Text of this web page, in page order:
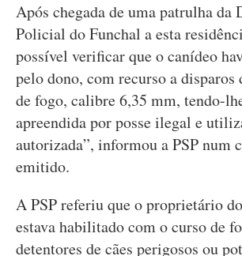
Após chegada de uma patrulha da
Policial do Funchal a esta
possível verificar que o canídeo
pelo dono, com recurso a disparos
de fogo, calibre 6,35 mm, tendo-
apreendida por posse ilegal e
autorizada”, informou a PSP num
emitido.
A PSP referiu que o proprietário
estava habilitado com o curso de
detentores de cães perigosos ou